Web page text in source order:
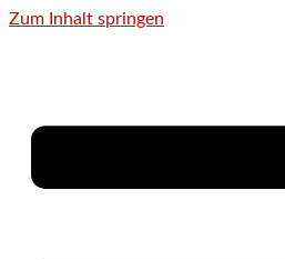
Zum Inhalt springen